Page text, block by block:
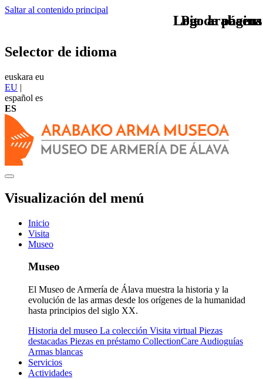
Saltar al contenido principal
Logo arabaeus
Selector de idioma
euskara eu
EU |
español es
ES
Visualización del menú
Inicio
Visita
Museo
Museo
El Museo de Armería de Álava muestra la historia y la
evolución de las armas desde los orígenes de la humanidad
hasta principios del siglo XX.
Historia del museo La colección Visita virtual Piezas
destacadas Piezas en préstamo CollectionCare Audioguías
Armas blancas
Servicios
Actividades
Logo arabaeus
Pie de página